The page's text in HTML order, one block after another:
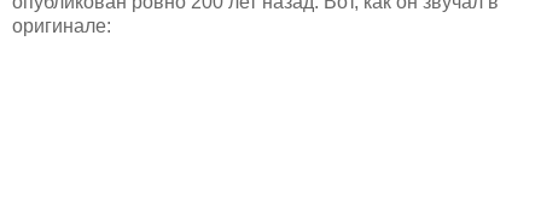
оригинале: